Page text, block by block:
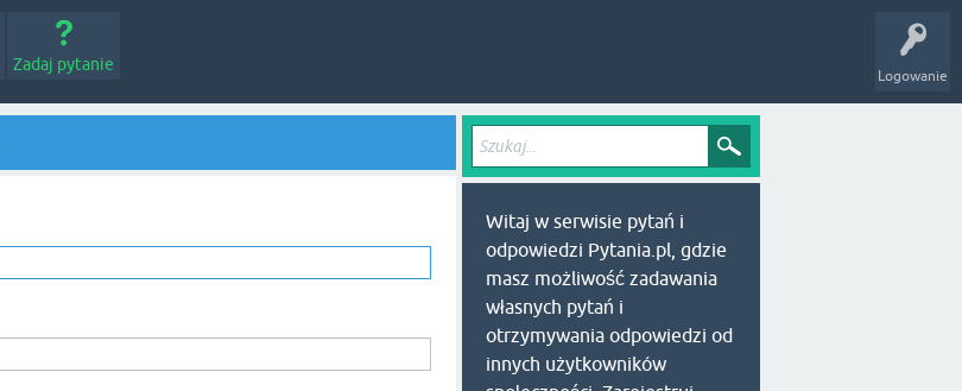
Logowanie
Zadaj pytanie
Witaj w serwisie pytań i
odpowiedzi Pytania.pl, gdzie
masz możliwość zadawania
własnych pytań i
otrzymywania odpowiedzi od
innych użytkowników